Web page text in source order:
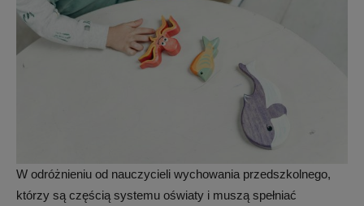
W odróżnieniu od nauczycieli wychowania przedszkolnego,
którzy są częścią systemu oświaty i muszą spełniać